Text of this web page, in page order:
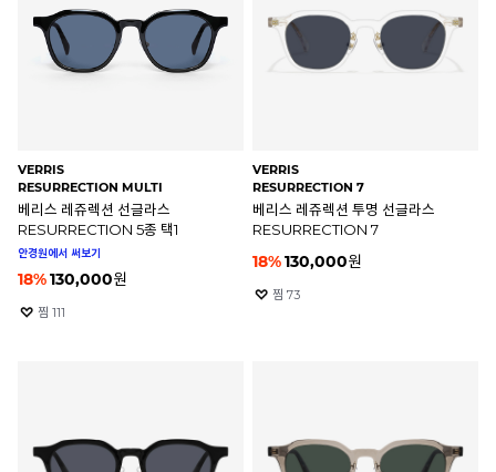
VERRIS
RESURRECTION MULTI
베리스 레쥬렉션 선글라스
RESURRECTION 5종 택1
안경원에서 써보기
18%130,000원
찜 111
VERRIS
RESURRECTION 7
베리스 레쥬렉션 투명 선글라스
RESURRECTION 7
18%130,000원
찜 73